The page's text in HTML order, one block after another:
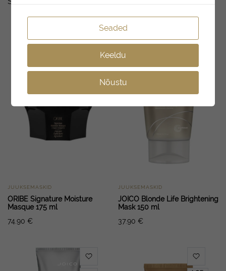
JUUKSEMASKID
ORIBE Signature Moisture
Masque 175 ml
74.90 €
JUUKSEMASKID
JOICO Blonde Life Brightening
Mask 150 ml
37.90 €
Seaded
Keeldu
Nõustu